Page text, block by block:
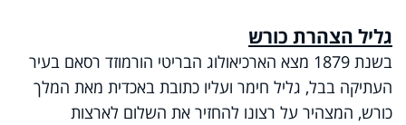
גליל הצהרת כורש
בשנת 1879 מצא הארכיאולוג הבריטי הורמוזד רסאם בעיר
העתיקה בבל, גליל חימר ועליו כתובת באכדית מאת המלך
כורש, המצהיר על רצונו להחזיר את השלום לארצות